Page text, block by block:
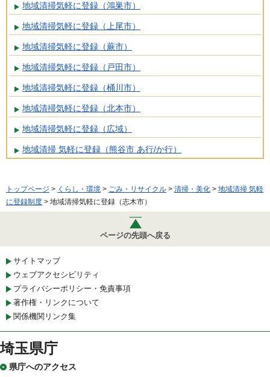
地域清掃気軽に登録（鴻巣市）
地域清掃気軽に登録（上尾市）
地域清掃気軽に登録（蕨市）
地域清掃気軽に登録（戸田市）
地域清掃気軽に登録（桶川市）
地域清掃気軽に登録（北本市）
地域清掃気軽に登録（広域）
地域清掃 気軽に登録（熊谷市 あ行/か行）
トップページ > くらし・環境 > ごみ・リサイクル > 清掃・美化 > 地域清掃 気軽
に登録制度 > 地域清掃気軽に登録（志木市）
ページの先頭へ戻る
サイトマップ
ウェブアクセシビリティ
プライバシーポリシー・免責事項
著作権・リンクについて
関係機関リンク集
埼玉県庁
県庁へのアクセス